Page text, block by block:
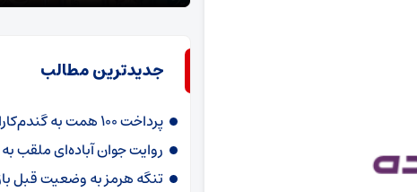
جدیدترین مطالب
پرداخت ۱۰۰ همت به گندم‌کاران تا ۲۲ مرداد
روایت جوان آباده‌ای ملقب
تنگه هرمز به وضعیت قبل